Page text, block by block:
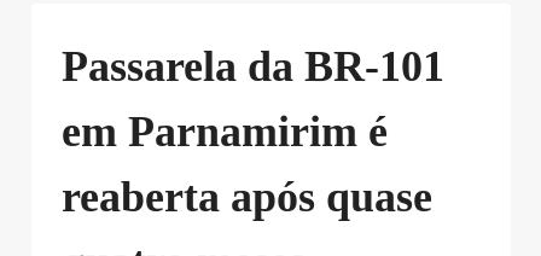
Passarela da BR-101
em Parnamirim é
reaberta após quase